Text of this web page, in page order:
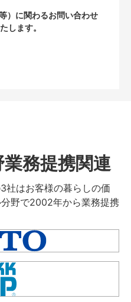
）に関わるお問い合わせ
します。
務提携関連
社はお客様の暮らしの価
野で2002年から業務提携